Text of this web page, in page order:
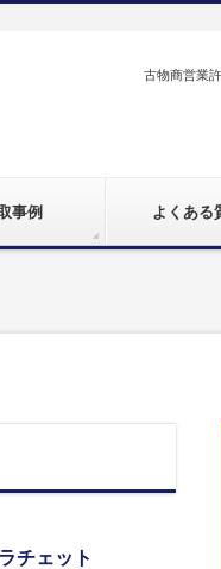
古物商営業
事例 よくある
チェット